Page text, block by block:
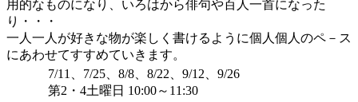
用的なものになり、いろはから俳句や百人一首になった
り・・・
一人一人が好きな物が楽しく書けるように個人個人のペ－ス
にあわせてすすめていきます。
7/11、7/25、8/8、8/22、9/12、9/26
第2・4土曜日 10:00～11:30